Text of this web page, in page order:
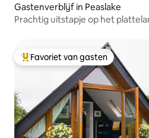
Gastenverblijf in Peaslake
Prachtig uitstapje op het
Topfavoriet van gasten
Favoriet van gasten